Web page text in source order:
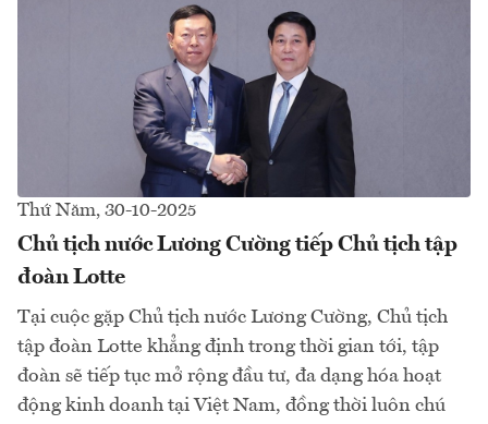
Thứ Năm, 30-10-2025
Chủ tịch nước Lương Cường tiếp Chủ tịch tập
đoàn Lotte
Tại cuộc gặp Chủ tịch nước Lương Cường, Chủ tịch
tập đoàn Lotte khẳng định trong thời gian tới, tập
đoàn sẽ tiếp tục mở rộng đầu tư, đa dạng hóa hoạt
động kinh doanh tại Việt Nam, đồng thời luôn chú